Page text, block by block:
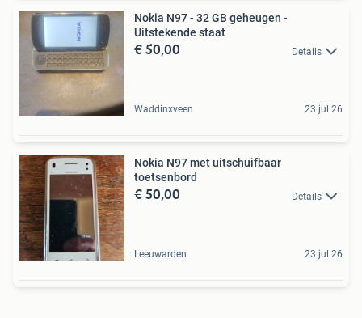
Nokia N97 - 32 GB geheugen -
Uitstekende staat
€ 50,00 Details
Waddinxveen 23 jul 26
Nokia N97 met uitschuifbaar
toetsenbord
€ 50,00 Details
Leeuwarden 23 jul 26